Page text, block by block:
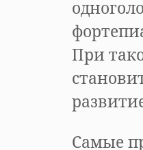
При
Самые